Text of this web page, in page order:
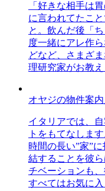
「好きな相手は
に言われてたこ
と。飲んだ後「
度一緒にアレ作
どなど、さまざ
理研究家がお教え
オヤジの物件案
イタリアでは、
トをもてなしま
時間の長い”家”
結することを彼
チベーションも
すべてはお気に